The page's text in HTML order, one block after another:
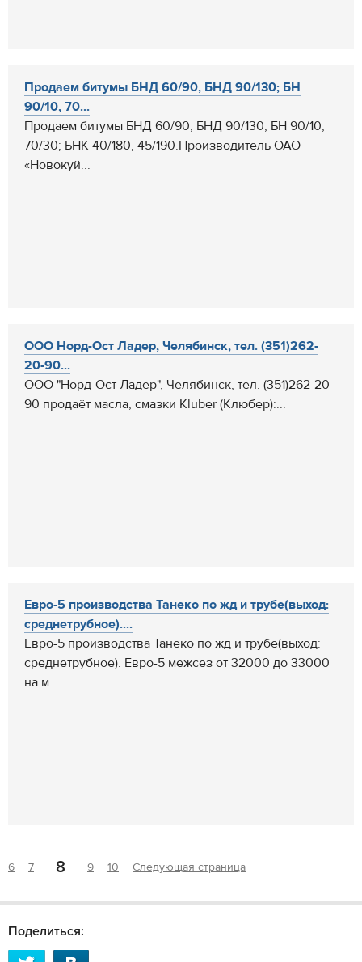
Продаем битумы БНД 60/90, БНД 90/130; БН
90/10, 70...
Продаем битумы БНД 60/90, БНД 90/130; БН 90/10,
70/30; БНК 40/180, 45/190.Производитель ОАО
«Новокуй...
ООО Норд-Ост Ладер, Челябинск, тел. (351)262-
20-90...
ООО "Норд-Ост Ладер", Челябинск, тел. (351)262-20-
90 продаёт масла, смазки Kluber (Клюбер):...
Евро-5 производства Танеко по жд и трубе(выход:
среднетрубное)....
Евро-5 производства Танеко по жд и трубе(выход:
среднетрубное). Евро-5 межсез от 32000 до 33000
на м...
6 7 8 9 10 Следующая страница
Поделиться: